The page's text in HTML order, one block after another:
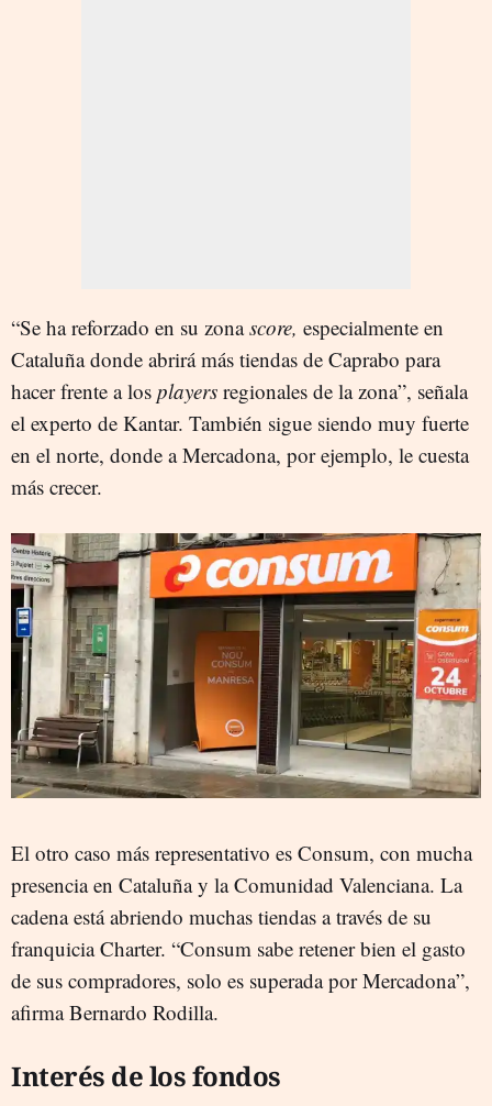
“Se ha reforzado en su zonascore, especialmente en
Cataluña donde abrirá más tiendas de Caprabo para
hacer frente a los players regionales de la zona”, señala
el experto de Kantar. También sigue siendo muy fuerte
en el norte, donde a Mercadona, por ejemplo, le cuesta
más crecer.
El otro caso más representativo es Consum, con mucha
presencia en Cataluña y la Comunidad Valenciana. La
cadena está abriendo muchas tiendas a través de su
franquicia Charter. “Consum sabe retener bien el gasto
de sus compradores, solo es superada por Mercadona”,
afirma Bernardo Rodilla.
Interés de los fondos